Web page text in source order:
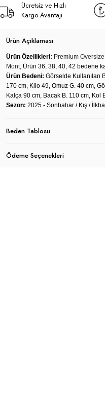
Ücretsiz ve Hızlı
Kargo Avantajı
Ürün Açıklaması
Ürün Özellikleri: Premium
Mont, Ürün 36, 38, 40, 42 bedene
Ürün Bedeni: Görselde Kullanılan
170 cm, Kilo 49, Omuz G. 40 cm,
Kalça 90 cm, Bacak B. 110 cm, Kol
Sezon: 2025 - Sonbahar / Kış /
Beden Tablosu
Ödeme Seçenekleri